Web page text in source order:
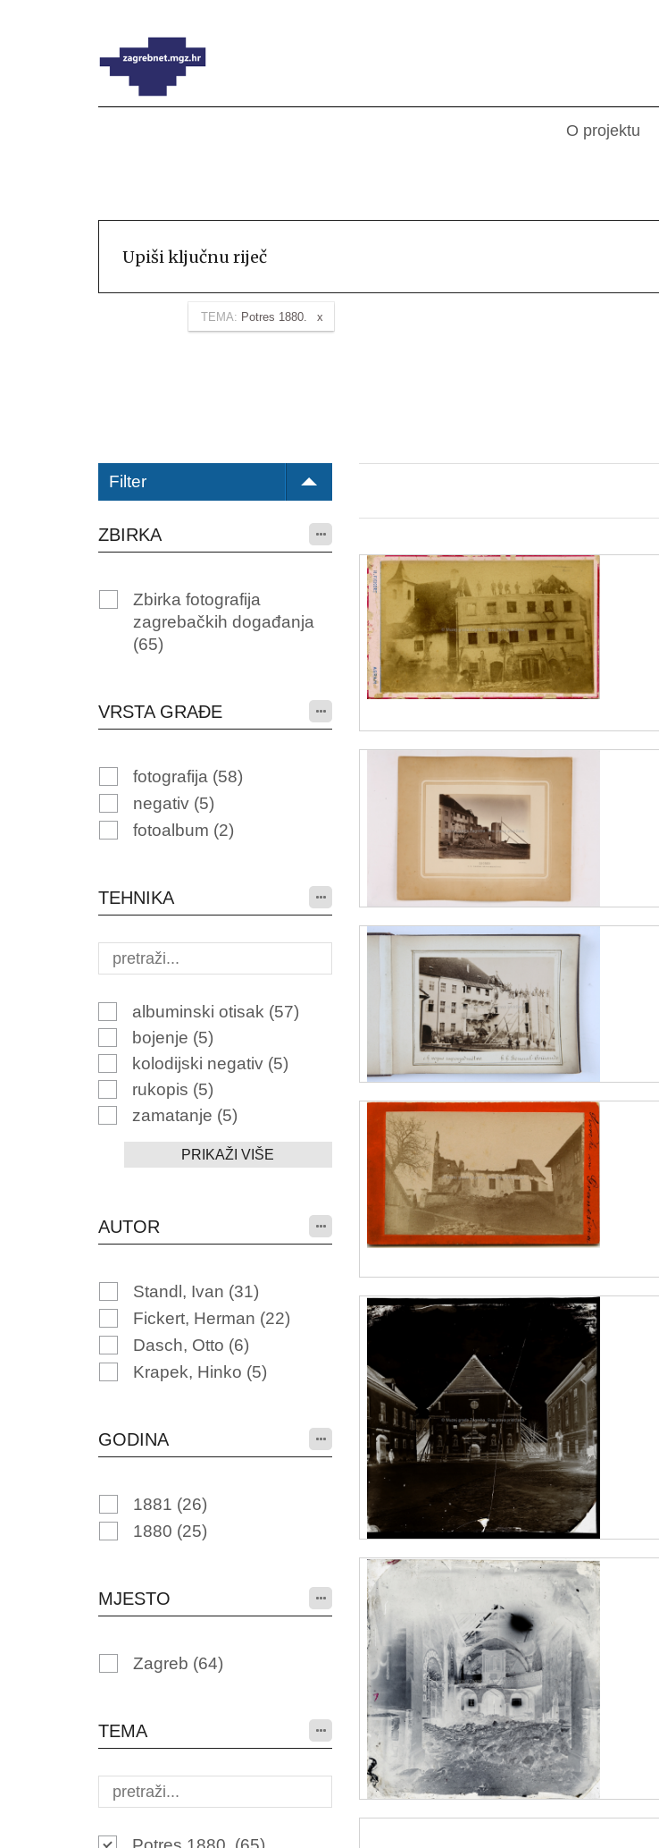
O projektu
TEMA: Potres 1880.
Filter
ZBIRKA
Zbirka fotografija
zagrebačkih događanja
(65)
VRSTA GRAĐE
fotografija (58)
negativ (5)
fotoalbum (2)
TEHNIKA
albuminski otisak (57)
bojenje (5)
kolodijski negativ (5)
rukopis (5)
zamatanje (5)
PRIKAŽI VIŠE
AUTOR
Standl, Ivan (31)
Fickert, Herman (22)
Dasch, Otto (6)
Krapek, Hinko (5)
GODINA
1881 (26)
1880 (25)
MJESTO
Zagreb (64)
TEMA